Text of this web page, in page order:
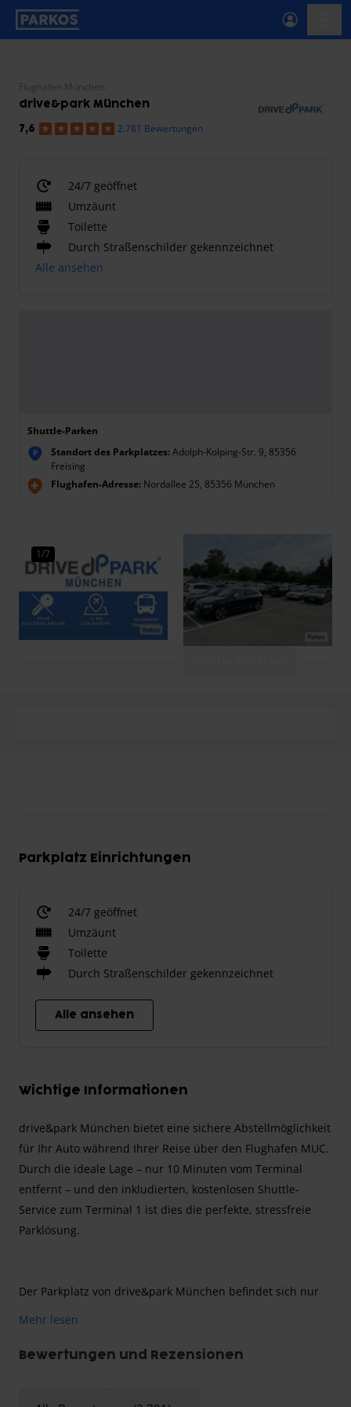
beschriftung-für-primäre-navigation
Flughafen München
drive&park München
7,6 2.781 Bewertungen
24/7 geöffnet
Umzäunt
Toilette
Durch Straßenschilder gekennzeichnet
Alle ansehen
Shuttle-Parken
P Standort des Parkplatzes:Adolph-Kolping-Str. 9, 85356
Freising
Flughafen-Adresse: Nordallee 25, 85356 München
1/7
Parkplatz Einrichtungen
24/7 geöffnet
Umzäunt
Toilette
Durch Straßenschilder gekennzeichnet
Alle ansehen
Wichtige Informationen
drive&park München bietet eine sichere Abstellmöglichkeit
für Ihr Auto während Ihrer Reise über den Flughafen MUC.
Durch die ideale Lage – nur 10 Minuten vom Terminal
entfernt – und den inkludierten, kostenlosen Shuttle-
Service zum Terminal 1 ist dies die perfekte, stressfreie
Parklösung.
Der Parkplatz von drive&park München befindet sich nur
Mehr lesen
Bewertungen und Rezensionen